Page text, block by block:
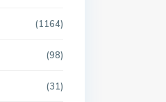
(1164)
(98)
(31)